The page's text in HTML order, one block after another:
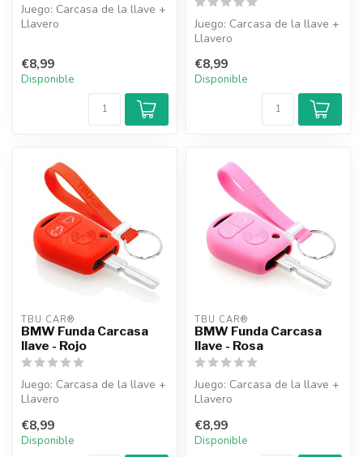
Juego: Carcasa de la llave +
Llavero
€8,99
Disponible
Juego: Carcasa de la llave +
Llavero
€8,99
Disponible
TBU CAR®
BMW Funda Carcasa
llave - Rojo
Juego: Carcasa de la llave +
Llavero
€8,99
Disponible
TBU CAR®
BMW Funda Carcasa
llave - Rosa
Juego: Carcasa de la llave +
Llavero
€8,99
Disponible